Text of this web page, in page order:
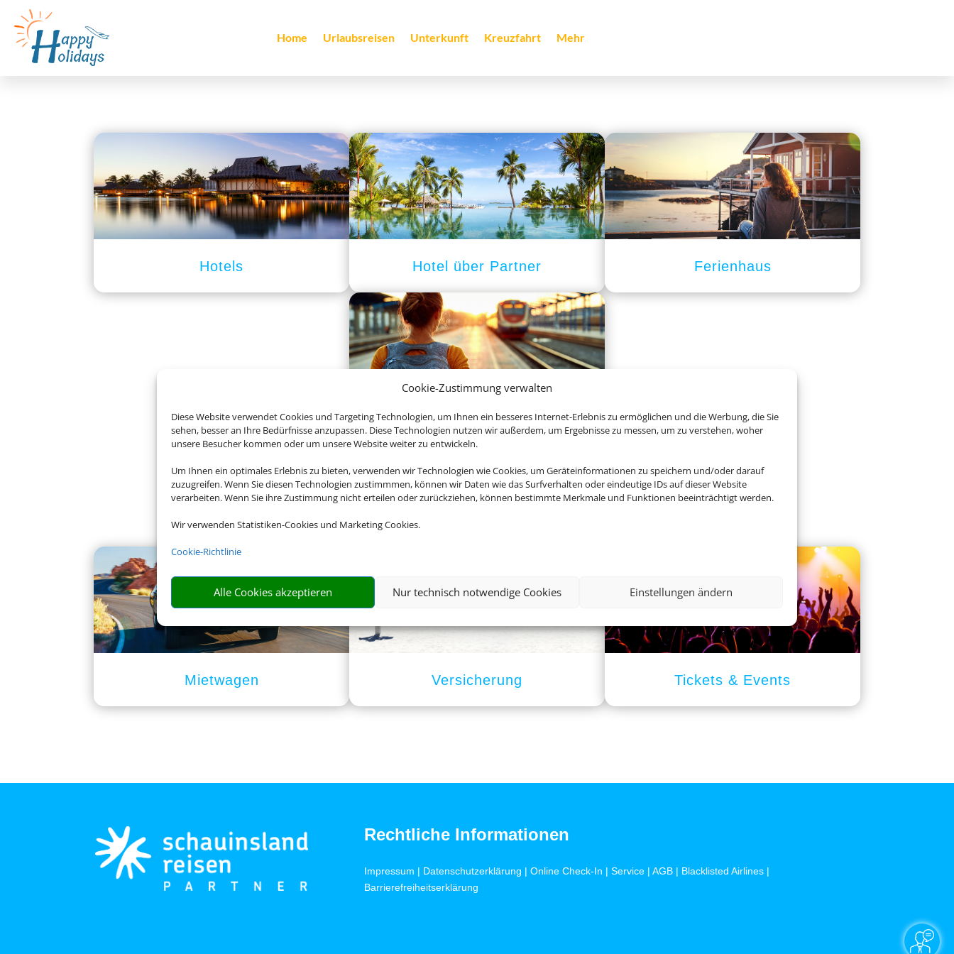
Cookie-Zustimmung verwalten
Diese Website verwendet Cookies und Targeting Technologien, um Ihnen ein besseres Internet-Erlebnis zu ermöglichen und die Werbung, die Sie
sehen, besser an Ihre Bedürfnisse anzupassen. Diese Technologien nutzen wir außerdem, um Ergebnisse zu messen, um zu verstehen, woher
unsere Besucher kommen oder um unsere Website weiter zu entwickeln.
Um Ihnen ein optimales Erlebnis zu bieten, verwenden wir Technologien wie Cookies, um Geräteinformationen zu speichern und/oder darauf
zuzugreifen. Wenn Sie diesen Technologien zustimmmen, können wir Daten wie das Surfverhalten oder eindeutige IDs auf dieser Website
verarbeiten. Wenn Sie ihre Zustimmung nicht erteilen oder zurückziehen, können bestimmte Merkmale und Funktionen beeinträchtigt werden.
Wir verwenden Statistiken-Cookies und Marketing Cookies.
Cookie-Richtlinie
Alle Cookies akzeptieren Nur technisch notwendige Cookies Einstellungen ändern
Home Urlaubsreisen Unterkunft Kreuzfahrt Mehr
Hotels Hotel über Partner Ferienhaus
Hotel und Bahn
Empfehlungen für Ihre Reise
Sinnvolle Extras, die oft dazu gebucht werden.
Mietwagen Versicherung Tickets & Events
Rechtliche Informationen
Impressum | Datenschutzerklärung | Online Check-In | Service| AGB| Blacklisted Airlines|
Barrierefreiheitserklärung